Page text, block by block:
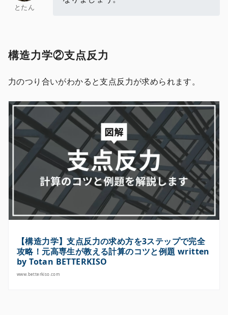
とたん
構造力学②支点反力
力のつり合いがわかると支点反力が求められます。
【構造力学】支点反力の求め方を3ステップで完全
攻略！元高専生が教える計算のコツと例題 written
by Totan BETTERKISO
www.betterkiso.com